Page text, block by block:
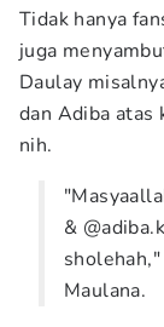
Tidak hanya
juga
Daulay
dan Adiba atas
nih.
&
Maulana.